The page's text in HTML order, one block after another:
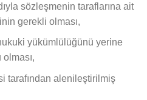
sözleşmenin taraflarına ait
gerekli olması,
yükümlülüğünü yerine
tarafından alenileştirilmiş